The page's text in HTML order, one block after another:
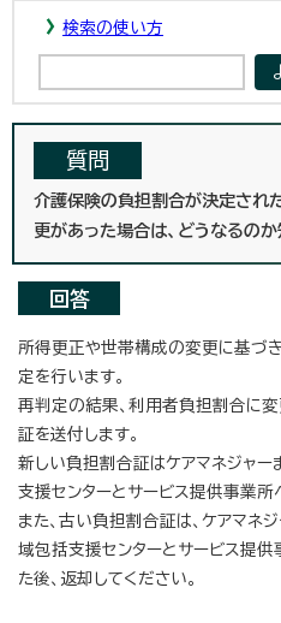
検索の使い方
質問
介護保険の負担割合が決定され
更があった場合は、どうなるのか
回答
所得更正や世帯構成の変更に基づ
定を行います。
再判定の結果、利用者負担割合に
証を送付します。
新しい負担割合証はケアマネジャ
支援センターとサービス提供事業所
また、古い負担割合証は、ケアマネ
域包括支援センターとサービス提
た後、返却してください。